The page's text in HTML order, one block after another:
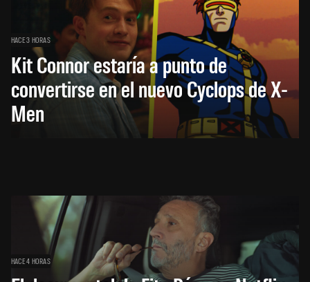
HACE 3 HORAS
Kit Connor estaría a punto de
convertirse en el nuevo Cyclops de X-
Men
HACE 4 HORAS